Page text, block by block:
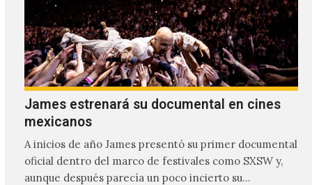
James estrenará su documental en cines
mexicanos
A inicios de año James presentó su primer documental
oficial dentro del marco de festivales como SXSW y,
aunque después parecía un poco incierto su…